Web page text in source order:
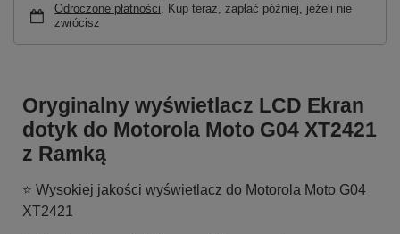
Odroczone płatności . Kup teraz, zapłać później, jeżeli nie
zwrócisz
Oryginalny wyświetlacz LCD Ekran
dotyk do Motorola Moto G04 XT2421
z Ramką
⭐ Wysokiej jakości wyświetlacz do Motorola Moto G04
XT2421